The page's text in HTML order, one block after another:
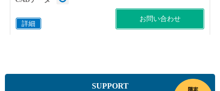
詳細
お問い合わせ
SUPPORT